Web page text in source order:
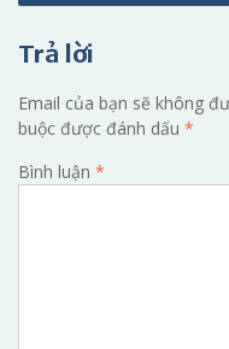
Trả lời
Email của bạn sẽ không
buộc được đánh dấu *
Bình luận *